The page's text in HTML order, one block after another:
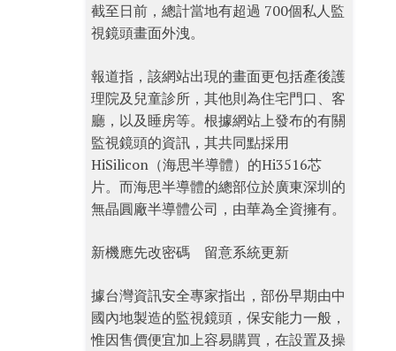
截至日前，總計當地有超過 700個私人監
視鏡頭畫面外洩。
報道指，該網站出現的畫面更包括產後護
理院及兒童診所，其他則為住宅門口、客
廳，以及睡房等。根據網站上發布的有關
監視鏡頭的資訊，其共同點採用
HiSilicon（海思半導體）的Hi3516芯
片。而海思半導體的總部位於廣東深圳的
無晶圓廠半導體公司，由華為全資擁有。
新機應先改密碼 留意系統更新
據台灣資訊安全專家指出，部份早期由中
國內地製造的監視鏡頭，保安能力一般，
惟因售價便宜加上容易購買，在設置及操